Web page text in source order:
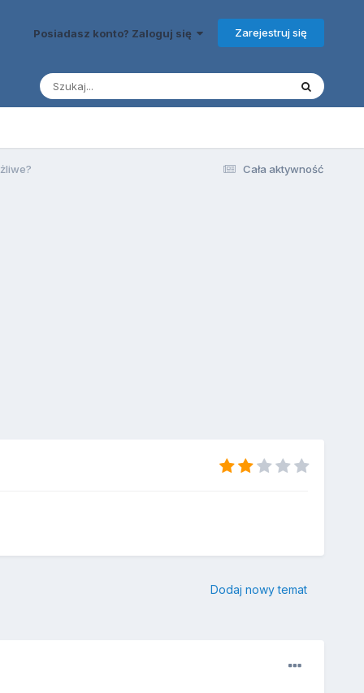
Posiadasz konto? Zaloguj się Zarejestruj się
Cała aktywność
Dodaj nowy temat